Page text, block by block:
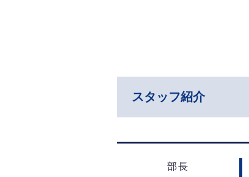
スタッフ紹介
部長